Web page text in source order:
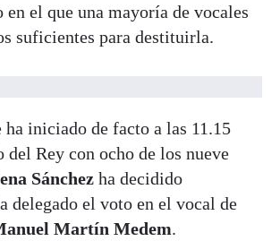
en el que una mayoría de vocales
suficientes para destituirla.
ha iniciado de facto a las 11.15
del Rey con ocho de los nueve
Sánchez ha decidido
delegado el voto en el vocal de
Martín Medem.